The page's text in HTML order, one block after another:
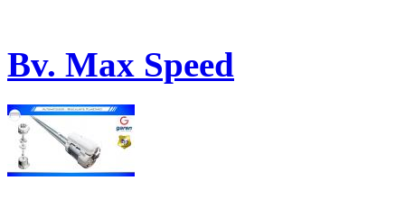
Bv. Max Speed